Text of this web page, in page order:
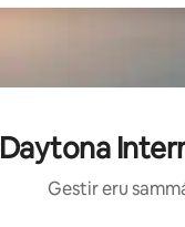
Daytona
Gestir eru